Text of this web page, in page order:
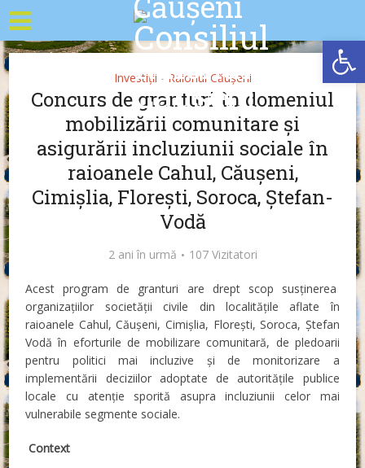
Investiții • Raionul Căușeni
Concurs de granturi în domeniul
mobilizării comunitare și
asigurării incluziunii sociale în
raioanele Cahul, Căușeni,
Cimișlia, Florești, Soroca, Ștefan-
Vodă
2 ani în urmă 107 Vizitatori
Acest program de granturi are drept scop susținerea
organizațiilor societății civile din localitățile aflate în
raioanele Cahul, Căuşeni, Cimișlia, Florești, Soroca, Ștefan
Vodă în eforturile de mobilizare comunitară, de pledoarii
pentru politici mai incluzive şi de monitorizare a
implementării deciziilor adoptate de autoritățile publice
locale cu atenție sporită asupra incluziunii celor mai
vulnerabile segmente sociale.
Context